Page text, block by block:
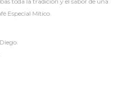
Especial Mítico.